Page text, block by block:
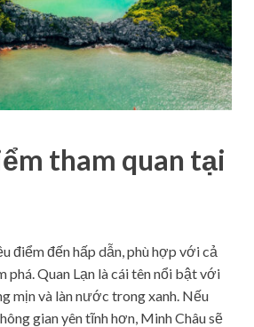
tham quan tại
điểm đến hấp dẫn, phù hợp với cả
phá. Quan Lạn là cái tên nổi bật với
mịn và làn nước trong xanh. Nếu
gian yên tĩnh hơn, Minh Châu sẽ